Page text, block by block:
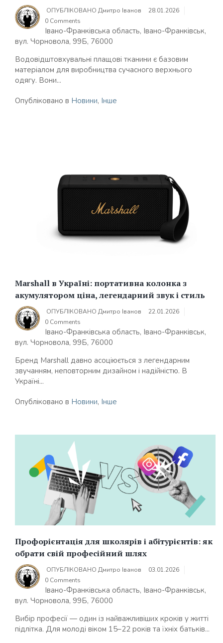
ОПУБЛІКОВАНО Дмитро Іванов
28.01.2026
0 Comments
Івано-Франківська область, Івано-Франківськ,
вул. Чорновола, 99Б, 76000
Водовідштовхувальні плащові тканини є базовим
матеріалом для виробництва сучасного верхнього
одягу. Вони...
Опубліковано в Новини, Інше
Marshall в Україні: портативна колонка з
акумулятором ціна, легендарний звук і стиль
ОПУБЛІКОВАНО Дмитро Іванов
22.01.2026
0 Comments
Івано-Франківська область, Івано-Франківськ,
вул. Чорновола, 99Б, 76000
Бренд Marshall давно асоціюється з легендарним
звучанням, неповторним дизайном і надійністю. В
Україні...
Опубліковано в Новини, Інше
Профорієнтація для школярів і абітурієнтів: як
обрати свій професійний шлях
ОПУБЛІКОВАНО Дмитро Іванов
03.01.2026
0 Comments
Івано-Франківська область, Івано-Франківськ,
вул. Чорновола, 99Б, 76000
Вибір професії — один із найважливіших кроків у житті
підлітка. Для молоді віком 15–22 років та їхніх батьків...